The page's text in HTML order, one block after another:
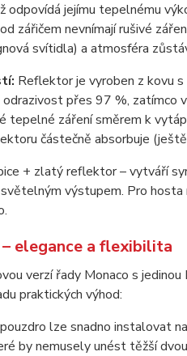
jejímu tepelnému
zářičem nevnímají rušivé
svítidla) a atmosféra
Reflektor je vyroben z kovu
přes 97 %,
tepelné záření směrem k
částečně absorbuje
+ zlatý reflektor – vytváří
výstupem. Pro
elegance a flexibilita
verzí řady Monaco s
praktických výhod:
lze snadno instalovat
by nemusely unést těžší